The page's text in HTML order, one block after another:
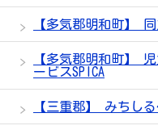
【多気郡明和町】
【多気郡明和町】
ービスSPICA
【三重郡】 みちし